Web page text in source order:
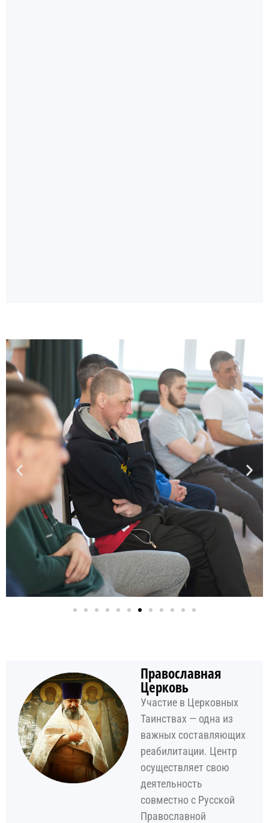
Православная
Церковь
Участие в Церковных
Таинствах — одна из
важных составляющих
реабилитации. Центр
осуществляет свою
деятельность
совместно с Русской
Православной